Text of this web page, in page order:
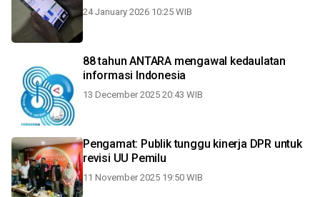
24 January 2026 10:25 WIB
88 tahun ANTARA mengawal kedaulatan
informasi Indonesia
13 December 2025 20:43 WIB
Pengamat: Publik tunggu kinerja DPR untuk
revisi UU Pemilu
11 November 2025 19:50 WIB